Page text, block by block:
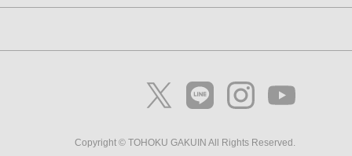
Copyright © TOHOKU GAKUIN All Rights Reserved.